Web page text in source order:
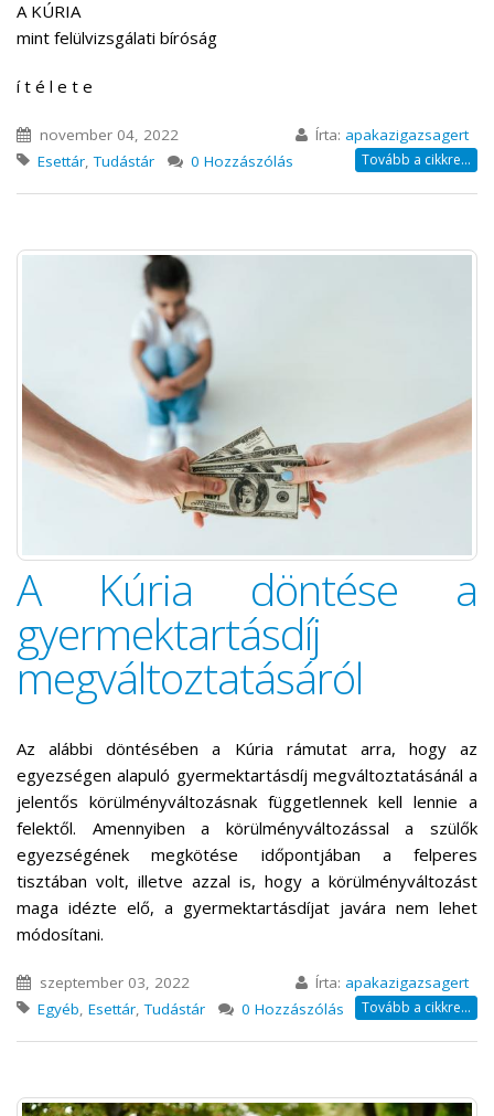
A KÚRIA
mint felülvizsgálati bíróság
í t é l e t e
november 04, 2022 Írta: apakazigazsagert
Esettár,Tudástár 0 Hozzászólás Tovább a cikkre...
A Kúria döntése a
gyermektartásdíj
megváltoztatásáról
Az alábbi döntésében a Kúria rámutat arra, hogy az
egyezségen alapuló gyermektartásdíj megváltoztatásánál a
jelentős körülményváltozásnak függetlennek kell lennie a
felektől. Amennyiben a körülményváltozással a szülők
egyezségének megkötése időpontjában a felperes
tisztában volt, illetve azzal is, hogy a körülményváltozást
maga idézte elő, a gyermektartásdíjat javára nem lehet
módosítani.
szeptember 03, 2022 Írta: apakazigazsagert
Egyéb, Esettár,Tudástár 0 Hozzászólás Tovább a cikkre...